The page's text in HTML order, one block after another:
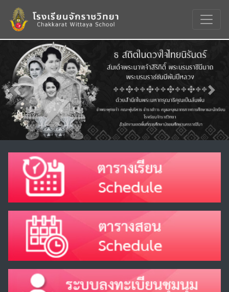
Previous Next